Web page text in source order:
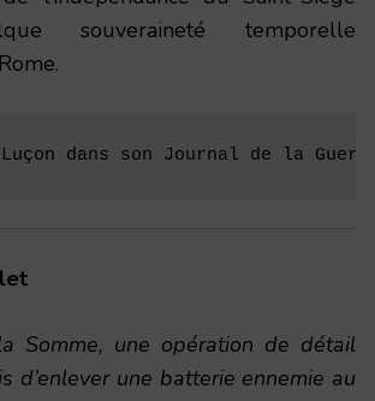
souveraineté temporelle
dans son Journal de la
Somme, une opération de détail
d’enlever une batterie ennemie au